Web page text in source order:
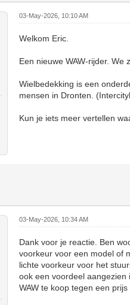
03-May-2026, 10:10 AM
Welkom Eric.
Een nieuwe WAW-rijder. We
Wielbedekking is een
mensen in Dronten.
Kun je iets meer vertellen
03-May-2026, 10:34 AM
Dank voor je reactie. Ben
voorkeur voor een model of
lichte voorkeur voor het
ook een voordeel aangezien
WAW te koop tegen een